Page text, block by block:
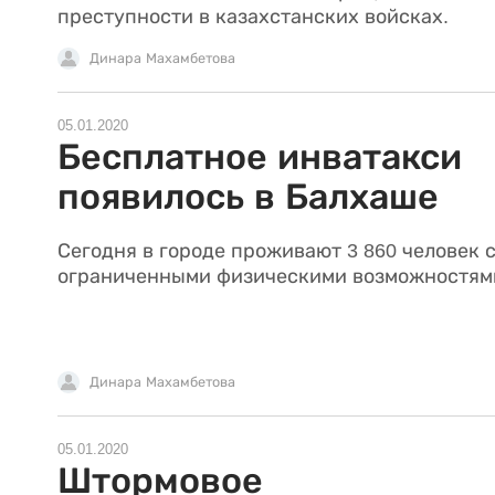
преступности в казахстанских войсках.
Динара Махамбетова
05.01.2020
Бесплатное инватакси
появилось в Балхаше
Сегодня в городе проживают 3 860 человек с
ограниченными физическими
Динара Махамбетова
05.01.2020
Штормовое